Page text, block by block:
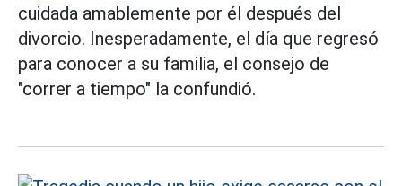
cuidada amablemente por él después del
divorcio. Inesperadamente, el día que regresó
para conocer a su familia, el consejo de
"correr a tiempo" la confundió.